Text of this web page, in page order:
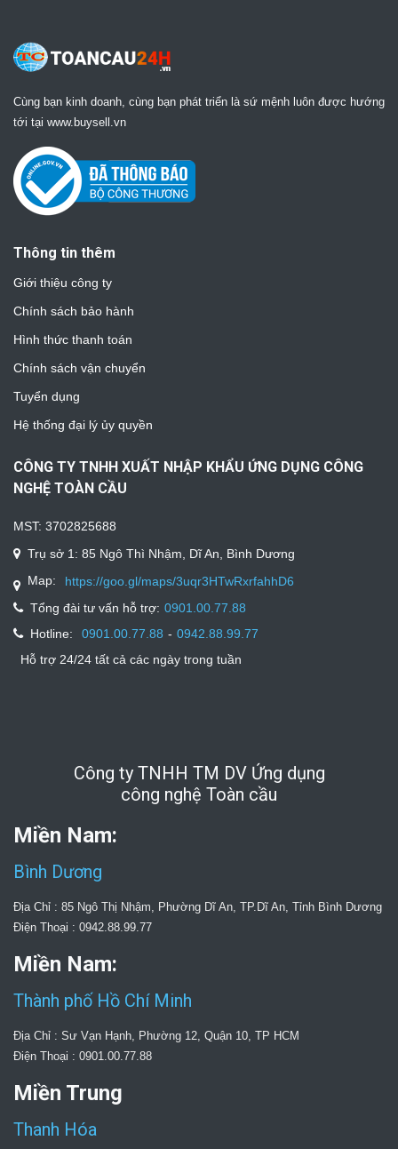
Cùng bạn kinh doanh, cùng bạn phát triển là sứ mệnh luôn được hướng
tới tại www.buysell.vn
Thông tin thêm
Giới thiệu công ty
Chính sách bảo hành
Hình thức thanh toán
Chính sách vận chuyển
Tuyển dụng
Hệ thống đại lý ủy quyền
CÔNG TY TNHH XUẤT NHẬP KHẨU ỨNG DỤNG CÔNG
NGHỆ TOÀN CẦU
MST: 3702825688
Trụ sở 1: 85 Ngô Thì Nhậm, Dĩ An, Bình Dương
Map:
https://goo.gl/maps/3uqr3HTwRxrfahhD6
Tổng đài tư vấn hỗ trợ: 0901.00.77.88
Hotline:
0901.00.77.88 - 0942.88.99.77
Hỗ trợ 24/24 tất cả các ngày trong tuần
Công ty TNHH TM DV Ứng dụng
công nghệ Toàn cầu
Miền Nam:
Bình Dương
Địa Chỉ : 85 Ngô Thị Nhậm, Phường Dĩ An, TP.Dĩ An, Tỉnh Bình Dương
Điện Thoại : 0942.88.99.77
Miền Nam:
Thành phố Hồ Chí Minh
Địa Chỉ : Sư Vạn Hạnh, Phường 12, Quận 10, TP HCM
Điện Thoại : 0901.00.77.88
Miền Trung
Thanh Hóa